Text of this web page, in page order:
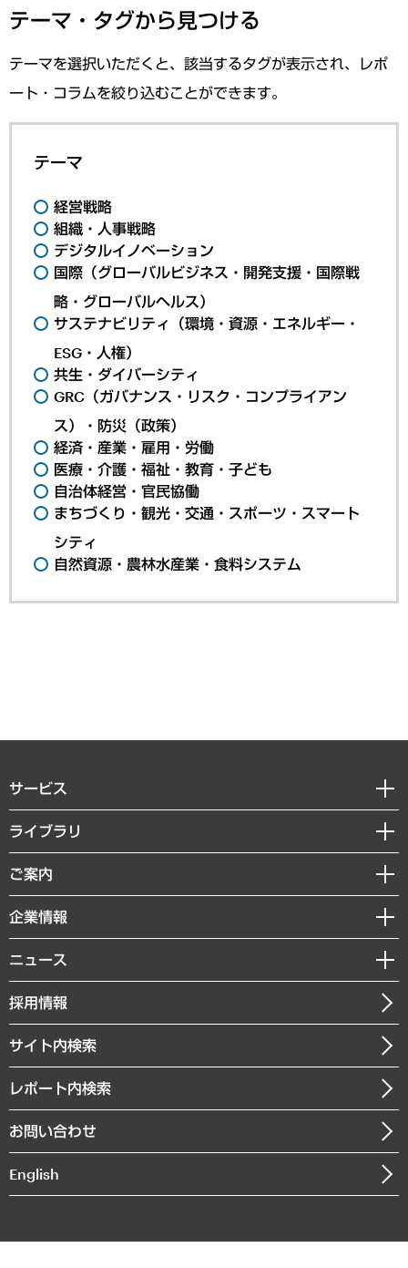
テーマ・タグから見つける
テーマを選択いただくと、該当するタグが表示され、レポ
ート・コラムを絞り込むことができます。
テーマ
経営戦略
組織・人事戦略
デジタルイノベーション
国際（グローバルビジネス・開発支援・国際戦
略・グローバルヘルス）
サステナビリティ（環境・資源・エネルギー・
ESG・人権）
共生・ダイバーシティ
GRC（ガバナンス・リスク・コンプライアン
ス）・防災（政策）
経済・産業・雇用・労働
医療・介護・福祉・教育・子ども
自治体経営・官民協働
まちづくり・観光・交通・スポーツ・スマート
シティ
自然資源・農林水産業・食料システム
サービス
経営戦略
組織・人事戦略
デジタルイノベーション
共生・ダイバーシティ
GRC（ガバナンス・リスク・コンプライアンス）・防災（政策）
経済・産業・雇用・労働
まちづくり・観光・交通・スポーツ・スマートシティ
自然資源・農林水産業・食料システム
ライブラリ
経済調査
レポート
コラム
経営用語集
受託・受注実績（官公庁関連）
メディア掲載・出演
ご案内
セミナー・イベント情報
MUFGビジネスセミナー
受託案件情報
企業情報
私たちの想い
社長メッセージ
会社概要
沿革
組織図・本部部室紹介
インドネシア現地法人
個人情報保護方針
ニュース
ニュースリリース
お知らせ
採用情報
サイト内検索
レポート内検索
お問い合わせ
English